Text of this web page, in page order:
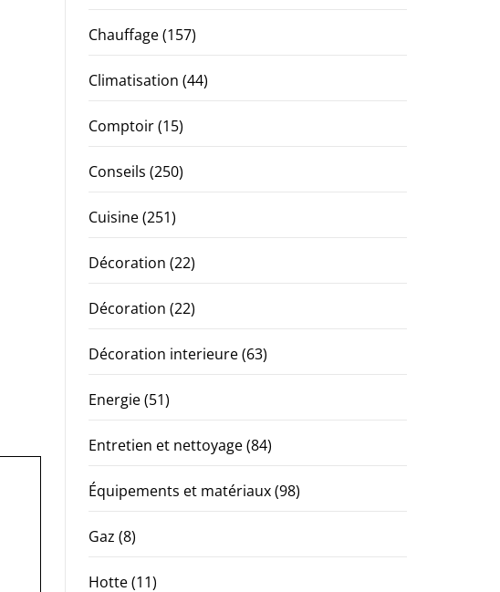
Chauffage(157)
Climatisation (44)
Comptoir(15)
Conseils (250)
Cuisine(251)
Décoration (22)
Décoration (22)
Décoration interieure(63)
Energie(51)
Entretien et nettoyage(84)
Équipements et matériaux(98)
Gaz (8)
Hotte(11)